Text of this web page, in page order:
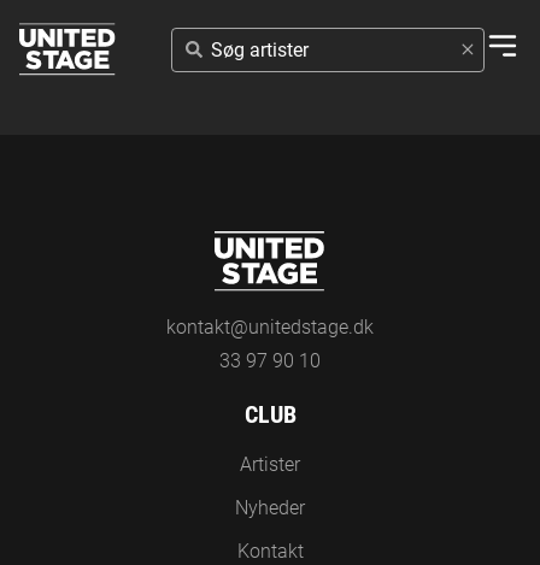
SØG
ARTISTER
kontakt@unitedstage.dk
33 97 90 10
CLUB
Artister
Nyheder
Kontakt